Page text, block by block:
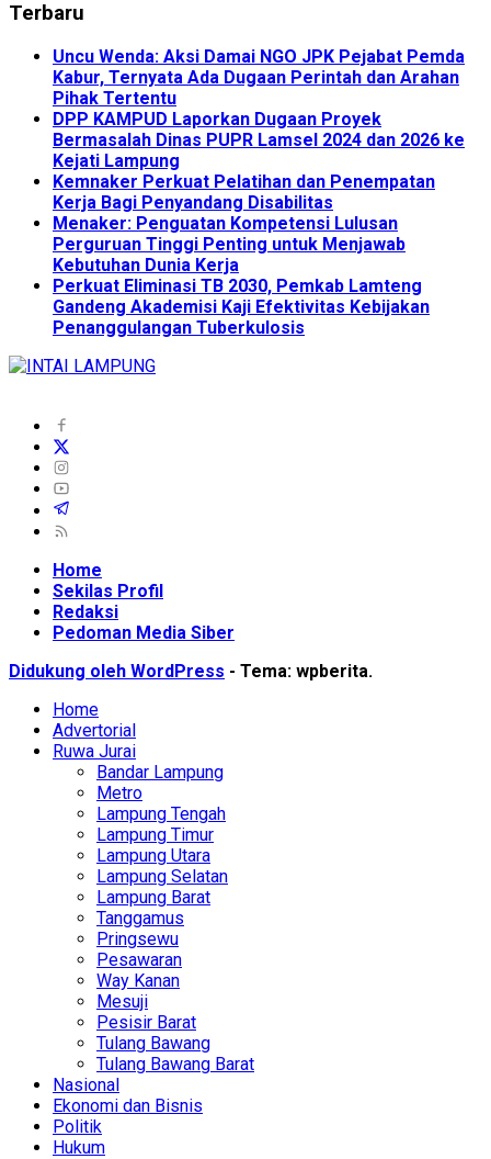
Terbaru
Uncu Wenda: Aksi Damai NGO JPK Pejabat Pemda
Kabur, Ternyata Ada Dugaan Perintah dan Arahan
Pihak Tertentu
DPP KAMPUD Laporkan Dugaan Proyek
Bermasalah Dinas PUPR Lamsel 2024 dan 2026 ke
Kejati Lampung
Kemnaker Perkuat Pelatihan dan Penempatan
Kerja Bagi Penyandang Disabilitas
Menaker: Penguatan Kompetensi Lulusan
Perguruan Tinggi Penting untuk Menjawab
Kebutuhan Dunia Kerja
Perkuat Eliminasi TB 2030, Pemkab Lamteng
Gandeng Akademisi Kaji Efektivitas Kebijakan
Penanggulangan Tuberkulosis
Home
Sekilas Profil
Redaksi
Pedoman Media Siber
Didukung oleh WordPress - Tema: wpberita.
Home
Advertorial
Ruwa Jurai
Bandar Lampung
Metro
Lampung Tengah
Lampung Timur
Lampung Utara
Lampung Selatan
Lampung Barat
Tanggamus
Pringsewu
Pesawaran
Way Kanan
Mesuji
Pesisir Barat
Tulang Bawang
Tulang Bawang Barat
Nasional
Ekonomi dan Bisnis
Politik
Hukum